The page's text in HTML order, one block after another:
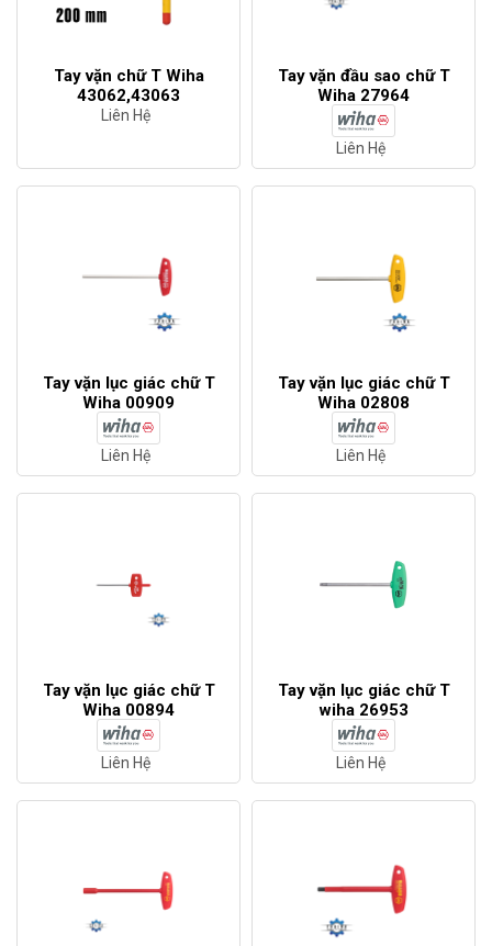
Tay vặn chữ T Wiha
43062,43063
Liên Hệ
Tay vặn đầu sao chữ T
Wiha 27964
Liên Hệ
Tay vặn lục giác chữ T
Wiha 00909
Liên Hệ
Tay vặn lục giác chữ T
Wiha 02808
Liên Hệ
Tay vặn lục giác chữ T
Wiha 00894
Liên Hệ
Tay vặn lục giác chữ T
wiha 26953
Liên Hệ